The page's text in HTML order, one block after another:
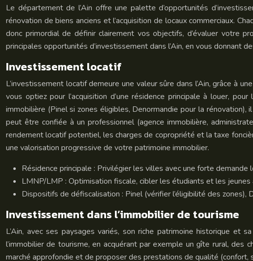
Le département de l’Ain offre une palette d’opportunités
rénovation de biens anciens et l’acquisition de locaux commerciaux.
donc primordial de définir clairement vos objectifs, d’évaluer votre
principales opportunités d’investissement dans l’Ain, en vous donnant
Investissement locatif
L’investissement locatif demeure une valeur sûre dans l’Ain, grâce à
vous optiez pour l’acquisition d’une résidence principale à louer,
immobilière (Pinel si zones éligibles, Denormandie pour la
peut être confiée à un professionnel (agence immobilière,
rendement locatif potentiel, les charges de copropriété et la taxe
une valorisation progressive de votre patrimoine immobilier.
Résidence principale : Privilégier les villes avec une forte
LMNP/LMP : Optimisation fiscale, cibler les étudiants et les
Dispositifs de défiscalisation : Pinel (vérifier l’éligibilité des zones),
Investissement dans l’immobilier de tourisme
L’Ain, avec ses paysages variés, son riche patrimoine historique et
l’immobilier de tourisme, en acquérant par exemple un gîte rural, des
marché approfondie et de proposer des prestations de qualité